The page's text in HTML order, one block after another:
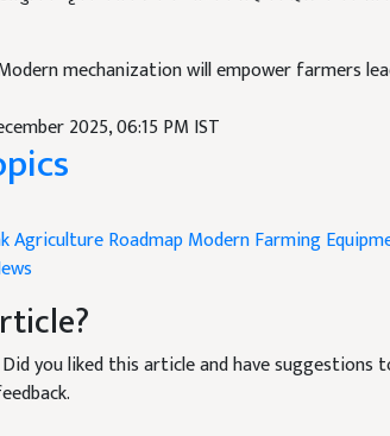
you liked this article and have suggestions